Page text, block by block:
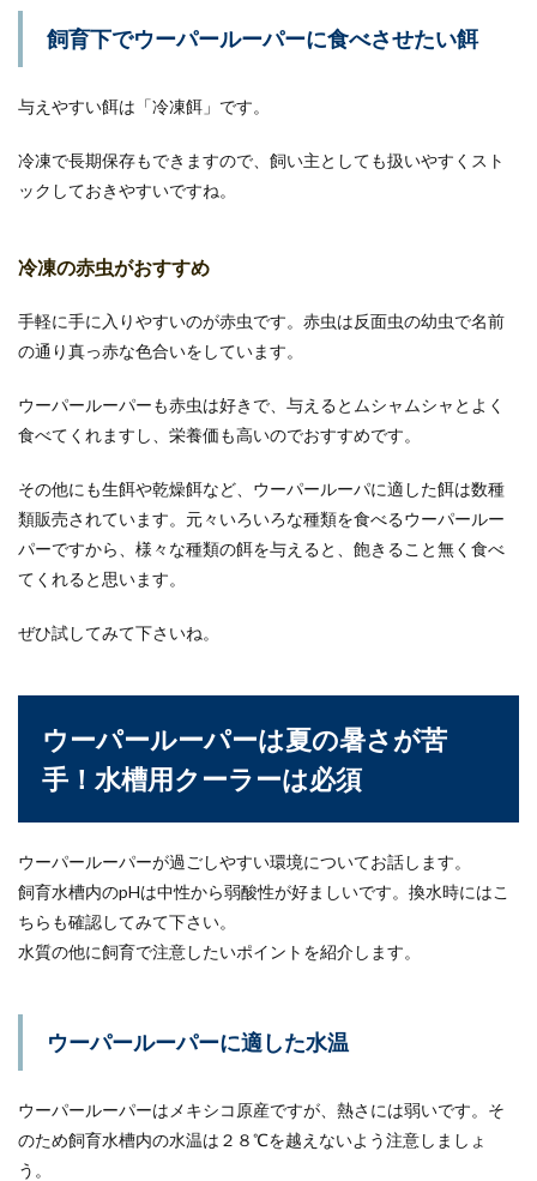
飼育下でウーパールーパーに食べさせたい餌
与えやすい餌は「冷凍餌」です。
冷凍で長期保存もできますので、飼い主としても扱いやすくスト
ックしておきやすいですね。
冷凍の赤虫がおすすめ
手軽に手に入りやすいのが赤虫です。赤虫は反面虫の幼虫で名前
の通り真っ赤な色合いをしています。
ウーパールーパーも赤虫は好きで、与えるとムシャムシャとよく
食べてくれますし、栄養価も高いのでおすすめです。
その他にも生餌や乾燥餌など、ウーパールーパに適した餌は数種
類販売されています。元々いろいろな種類を食べるウーパールー
パーですから、様々な種類の餌を与えると、飽きること無く食べ
てくれると思います。
ぜひ試してみて下さいね。
ウーパールーパーは夏の暑さが苦
手！水槽用クーラーは必須
ウーパールーパーが過ごしやすい環境についてお話します。
飼育水槽内のpHは中性から弱酸性が好ましいです。換水時にはこ
ちらも確認してみて下さい。
水質の他に飼育で注意したいポイントを紹介します。
ウーパールーパーに適した水温
ウーパールーパーはメキシコ原産ですが、熱さには弱いです。そ
のため飼育水槽内の水温は２８℃を越えないよう注意しましょ
う。